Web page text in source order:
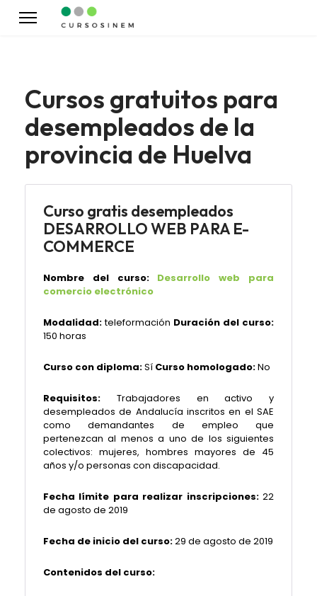
Cursos gratuitos para
desempleados de la
provincia de Huelva
Curso gratis desempleados
DESARROLLO WEB PARA E-
COMMERCE
Nombre del curso:
Desarrollo web para
comercio electrónico
Modalidad:teleformación Duración del curso:
150 horas
Curso con diploma:Sí Curso homologado:No
Requisitos: Trabajadores en activo y
desempleados de Andalucía inscritos en el SAE
como demandantes de empleo que
pertenezcan al menos a uno de los siguientes
colectivos: mujeres, hombres mayores de 45
años y/o personas con discapacidad.
Fecha límite para realizar inscripciones:22
de agosto de 2019
Fecha de inicio del curso:29 de agosto de 2019
Contenidos del curso: